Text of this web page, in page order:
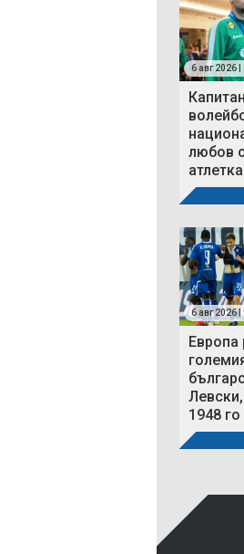
6 авг 2026 |
любов
6 авг 2026 |
Европа
1948